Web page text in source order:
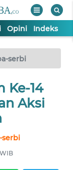
Opini Indeks
serbi
Ke-14
Aksi
serbi